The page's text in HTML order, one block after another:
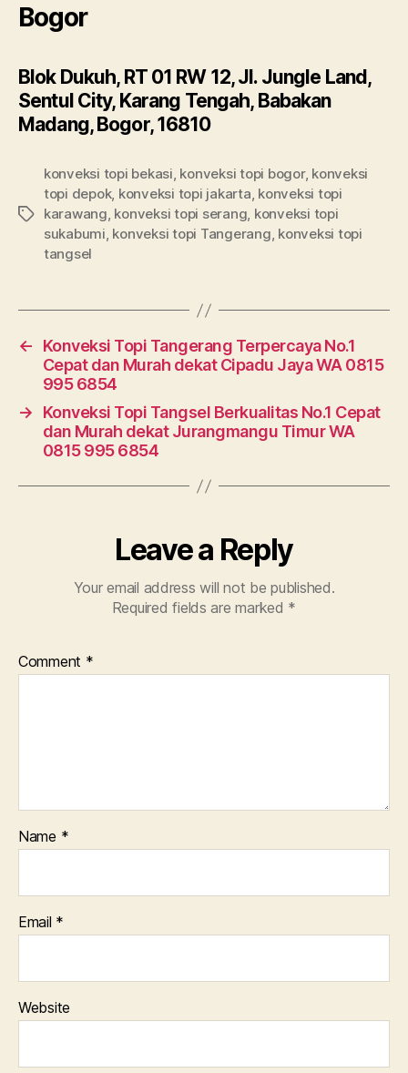
Bogor
Blok Dukuh, RT 01 RW 12, Jl. Jungle Land,
Sentul City, Karang Tengah, Babakan
Madang, Bogor, 16810
Tags
konveksi topi bekasi, konveksi topi bogor, konveksi
topi depok, konveksi topi jakarta, konveksi topi
karawang, konveksi topi serang, konveksi topi
sukabumi, konveksi topi Tangerang, konveksi topi
tangsel
←
Konveksi Topi Tangerang Terpercaya No.1
Cepat dan Murah dekat Cipadu Jaya WA 0815
995 6854
→
Konveksi Topi Tangsel Berkualitas No.1 Cepat
dan Murah dekat Jurangmangu Timur WA
0815 995 6854
Leave a Reply
Your email address will not be published.
Required fields are marked *
Comment *
Name *
Email *
Website